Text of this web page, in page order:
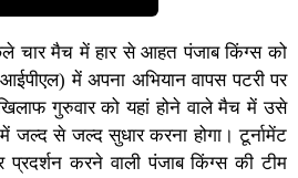
चार मैच में हार से आहत पंजाब किंग्स को
में अपना अभियान वापस पटरी पर
गुरुवार को यहां होने वाले मैच में उसे
जल्द से जल्द सुधार करना होगा। टूर्नामेंट
करने वाली पंजाब किंग्स की टीम